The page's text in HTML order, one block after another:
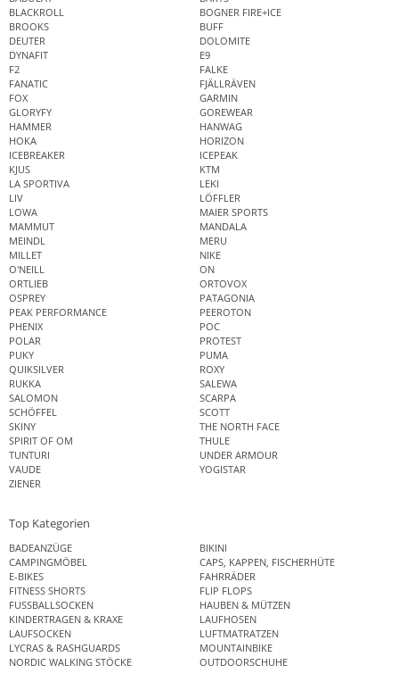
BLACKROLL
BOGNER FIRE+ICE
BROOKS
BUFF
DEUTER
DOLOMITE
DYNAFIT
E9
F2
FALKE
FANATIC
FJÄLLRÄVEN
FOX
GARMIN
GLORYFY
GOREWEAR
HAMMER
HANWAG
HOKA
HORIZON
ICEBREAKER
ICEPEAK
KJUS
KTM
LA SPORTIVA
LEKI
LIV
LÖFFLER
LOWA
MAIER SPORTS
MAMMUT
MANDALA
MEINDL
MERU
MILLET
NIKE
O'NEILL
ON
ORTLIEB
ORTOVOX
OSPREY
PATAGONIA
PEAK PERFORMANCE
PEEROTON
PHENIX
POC
POLAR
PROTEST
PUKY
PUMA
QUIKSILVER
ROXY
RUKKA
SALEWA
SALOMON
SCARPA
SCHÖFFEL
SCOTT
SKINY
THE NORTH FACE
SPIRIT OF OM
THULE
TUNTURI
UNDER ARMOUR
VAUDE
YOGISTAR
ZIENER
Top Kategorien
BADEANZÜGE
BIKINI
CAMPINGMÖBEL
CAPS, KAPPEN, FISCHERHÜTE
E-BIKES
FAHRRÄDER
FITNESS SHORTS
FLIP FLOPS
FUSSBALLSOCKEN
HAUBEN & MÜTZEN
KINDERTRAGEN & KRAXE
LAUFHOSEN
LAUFSOCKEN
LUFTMATRATZEN
LYCRAS & RASHGUARDS
MOUNTAINBIKE
NORDIC WALKING STÖCKE
OUTDOORSCHUHE